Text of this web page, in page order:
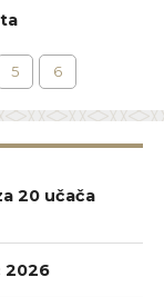
5 6
20 učača
2026